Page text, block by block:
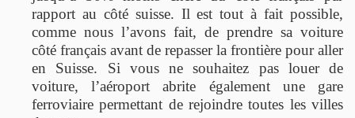
rapport au côté suisse. Il est tout à fait possible,
comme nous l’avons fait, de prendre sa voiture
côté français avant de repasser la frontière pour aller
en Suisse. Si vous ne souhaitez pas louer de
voiture, l’aéroport abrite également une gare
ferroviaire permettant de rejoindre toutes les villes